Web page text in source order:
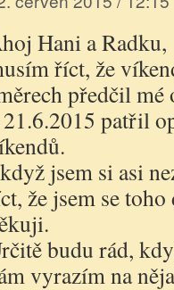
Hani a Radku,
říct, že
předčil
patřil
jsem si asi
že jsem se
budu rád,
vyrazím na